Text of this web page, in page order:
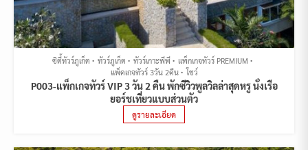
ซิตี้ทัวร์ภูเก็ต ทัวร์ภูเก็ต ทัวร์เกาะพีพี
แพ็กเกจทัวร์ PREMIUM
แพ็คเกจทัวร์ 3วัน 2คืน
โชว์
P003-แพ็กเกจทัวร์ VIP 3 วัน 2 คืน พักซีวิวพูลวิลล่าสุดหรู นั่งเรือ
ยอร์ชเที่ยวแบบส่วนตัว
ดูรายละเอียด